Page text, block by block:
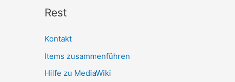
Rest
Kontakt
Items zusammenführen
Hilfe zu MediaWiki